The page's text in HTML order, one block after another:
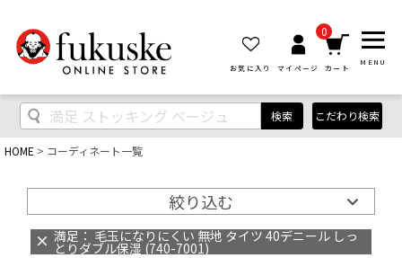
お気に入り マイページ
0
カート
MENU
検索 こだわり検索
HOME コーディネート一覧
絞り込む
満足： 毛玉になりにくい 無地 タイツ 40デニール しっ
とりダブル保湿 (740-7001)